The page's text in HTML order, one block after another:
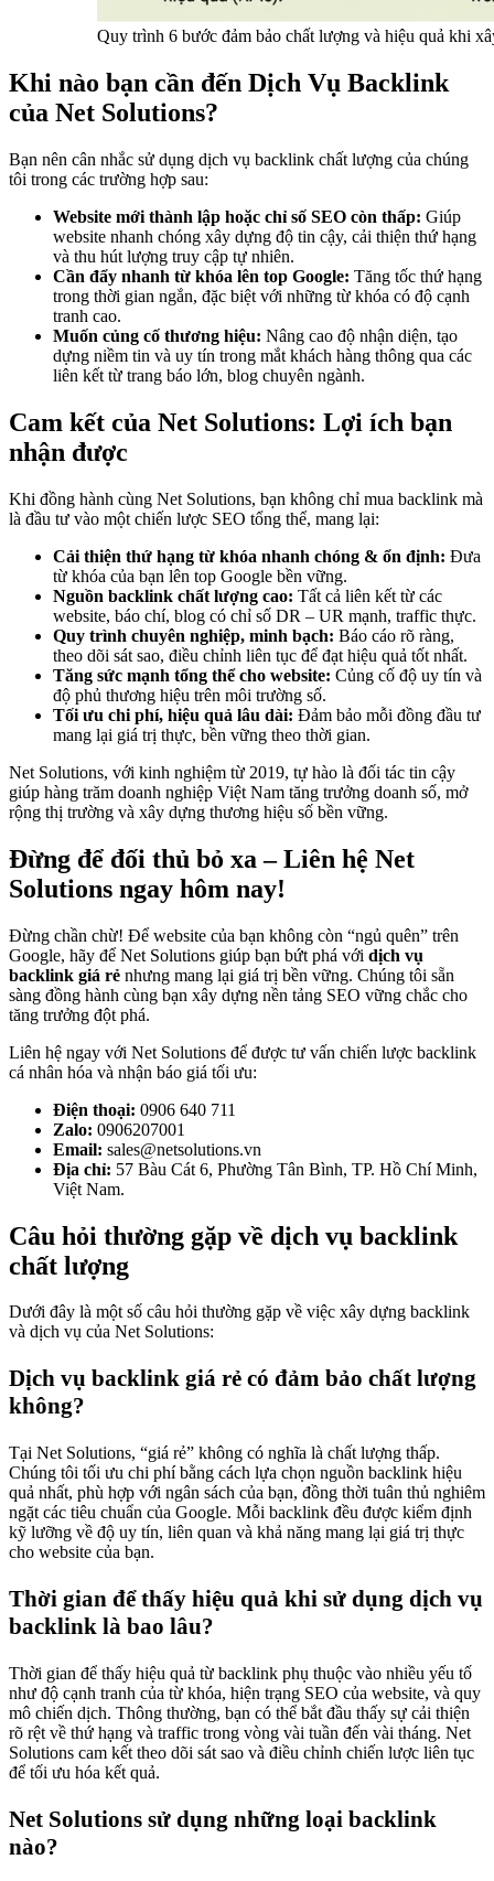
Quy trình 6 bước đảm bảo chất lượng và hiệu quả khi
Khi nào bạn cần đến Dịch Vụ Backlink
của Net Solutions?
Bạn nên cân nhắc sử dụng dịch vụ backlink chất lượng của chúng
tôi trong các trường hợp sau:
Website mới thành lập hoặc chỉ số SEO còn thấp: Giúp
website nhanh chóng xây dựng độ tin cậy, cải thiện thứ hạng
và thu hút lượng truy cập tự nhiên.
Cần đẩy nhanh từ khóa lên top Google: Tăng tốc thứ hạng
trong thời gian ngắn, đặc biệt với những từ khóa có độ cạnh
tranh cao.
Muốn củng cố thương hiệu: Nâng cao độ nhận diện, tạo
dựng niềm tin và uy tín trong mắt khách hàng thông qua các
liên kết từ trang báo lớn, blog chuyên ngành.
Cam kết của Net Solutions: Lợi ích bạn
nhận được
Khi đồng hành cùng Net Solutions, bạn không chỉ mua backlink mà
là đầu tư vào một chiến lược SEO tổng thể, mang lại:
Cải thiện thứ hạng từ khóa nhanh chóng & ổn định: Đưa
từ khóa của bạn lên top Google bền vững.
Nguồn backlink chất lượng cao: Tất cả liên kết từ các
website, báo chí, blog có chỉ số DR – UR mạnh, traffic thực.
Quy trình chuyên nghiệp, minh bạch: Báo cáo rõ ràng,
theo dõi sát sao, điều chỉnh liên tục để đạt hiệu quả tốt nhất.
Tăng sức mạnh tổng thể cho website: Củng cố độ uy tín và
độ phủ thương hiệu trên môi trường số.
Tối ưu chi phí, hiệu quả lâu dài: Đảm bảo mỗi đồng đầu tư
mang lại giá trị thực, bền vững theo thời gian.
Net Solutions, với kinh nghiệm từ 2019, tự hào là đối tác tin cậy
giúp hàng trăm doanh nghiệp Việt Nam tăng trưởng doanh số, mở
rộng thị trường và xây dựng thương hiệu số bền vững.
Đừng để đối thủ bỏ xa – Liên hệ Net
Solutions ngay hôm nay!
Đừng chần chừ! Để website của bạn không còn “ngủ quên” trên
Google, hãy để Net Solutions giúp bạn bứt phá với dịch vụ
backlink giá rẻ nhưng mang lại giá trị bền vững. Chúng tôi sẵn
sàng đồng hành cùng bạn xây dựng nền tảng SEO vững chắc cho
tăng trưởng đột phá.
Liên hệ ngay với Net Solutions để được tư vấn chiến lược backlink
cá nhân hóa và nhận báo giá tối ưu:
Điện thoại: 0906 640 711
Zalo: 0906207001
Email: sales@netsolutions.vn
Địa chỉ: 57 Bàu Cát 6, Phường Tân Bình, TP. Hồ Chí Minh,
Việt Nam.
Câu hỏi thường gặp về dịch vụ backlink
chất lượng
Dưới đây là một số câu hỏi thường gặp về việc xây dựng backlink
và dịch vụ của Net Solutions:
Dịch vụ backlink giá rẻ có đảm bảo chất lượng
không?
Tại Net Solutions, “giá rẻ” không có nghĩa là chất lượng thấp.
Chúng tôi tối ưu chi phí bằng cách lựa chọn nguồn backlink hiệu
quả nhất, phù hợp với ngân sách của bạn, đồng thời tuân thủ nghiêm
ngặt các tiêu chuẩn của Google. Mỗi backlink đều được kiểm định
kỹ lưỡng về độ uy tín, liên quan và khả năng mang lại giá trị thực
cho website của bạn.
Thời gian để thấy hiệu quả khi sử dụng dịch vụ
backlink là bao lâu?
Thời gian để thấy hiệu quả từ backlink phụ thuộc vào nhiều yếu tố
như độ cạnh tranh của từ khóa, hiện trạng SEO của website, và quy
mô chiến dịch. Thông thường, bạn có thể bắt đầu thấy sự cải thiện
rõ rệt về thứ hạng và traffic trong vòng vài tuần đến vài tháng. Net
Solutions cam kết theo dõi sát sao và điều chỉnh chiến lược liên tục
để tối ưu hóa kết quả.
Net Solutions sử dụng những loại backlink
nào?